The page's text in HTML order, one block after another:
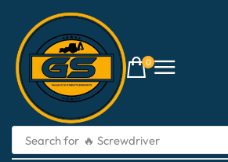
0
Search for 🔥 Screwdriver